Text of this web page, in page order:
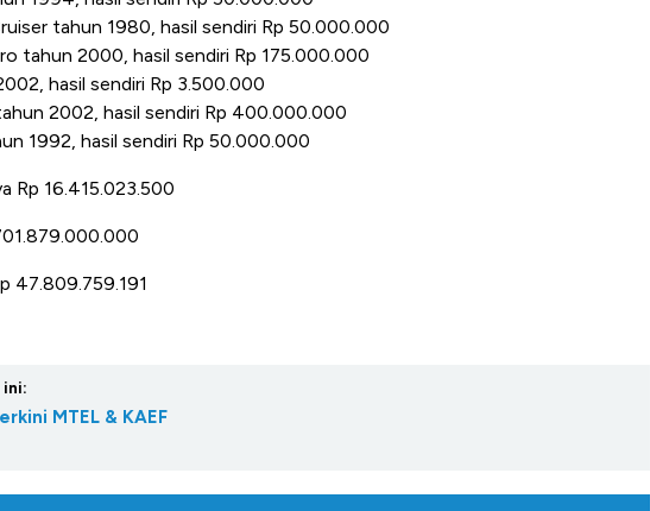
tahun 1980, hasil sendiri Rp 50.000.000
tahun 2000, hasil sendiri Rp 175.000.000
hasil sendiri Rp 3.500.000
2002, hasil sendiri Rp 400.000.000
1992, hasil sendiri Rp 50.000.000
Rp 16.415.023.500
47.809.759.191
ini:
MTEL & KAEF